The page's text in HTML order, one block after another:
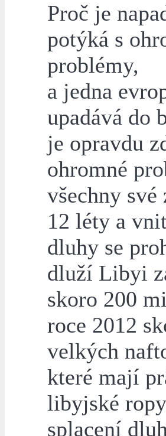
Proč je
potýká s
problémy,
a jedna
upadává do
je opravdu
ohromné
všechny
12 léty a
dluhy se
dluží Libyi
skoro 200
roce 2012
velkých
které mají
libyjské
splacení